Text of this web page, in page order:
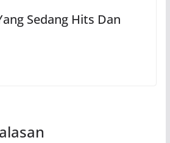
Sedang Hits Dan